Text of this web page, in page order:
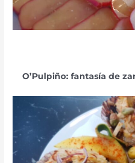
O’Pulpiño: fantasía de